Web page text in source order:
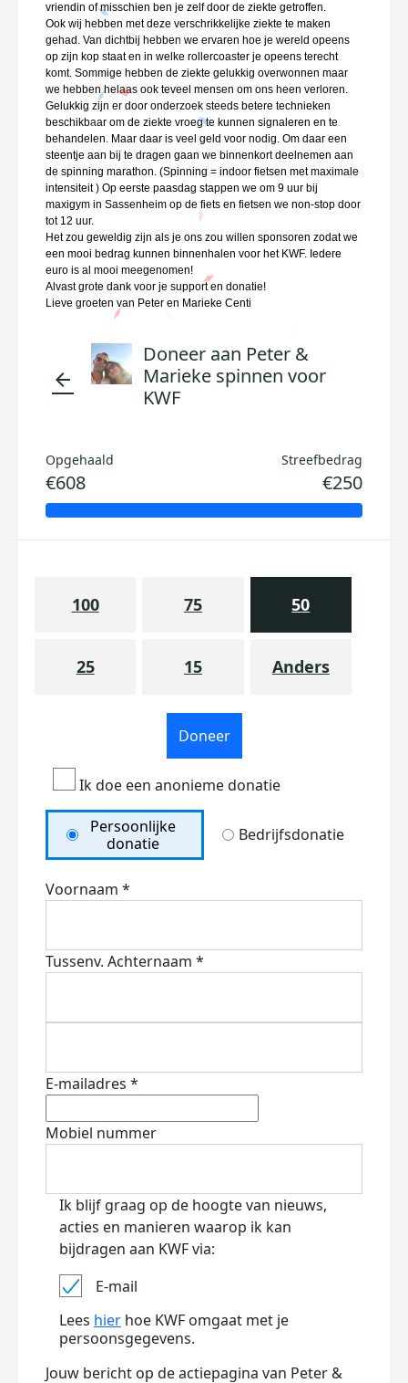
vriendin of misschien ben je zelf door de ziekte getroffen.
Ook wij hebben met deze verschrikkelijke ziekte te maken
gehad. Van dichtbij hebben we ervaren hoe je wereld opeens
op zijn kop staat en in welke rollercoaster je opeens terecht
komt. Sommige hebben de ziekte gelukkig overwonnen maar
we hebben helaas ook teveel mensen om ons heen verloren.
Gelukkig zijn er door onderzoek steeds betere technieken
beschikbaar om de ziekte vroeg te kunnen signaleren en te
behandelen. Maar daar is veel geld voor nodig. Om daar een
steentje aan bij te dragen gaan we binnenkort deelnemen aan
de spinning marathon. (Spinning = indoor fietsen met maximale
intensiteit ) Op eerste paasdag stappen we om 9 uur bij
maxigym in Sassenheim op de fiets en fietsen we non-stop door
tot 12 uur.
Het zou geweldig zijn als je ons zou willen sponsoren zodat we
een mooi bedrag kunnen binnenhalen voor het KWF. Iedere
euro is al mooi meegenomen!
Alvast grote dank voor je support en donatie!
Lieve groeten van Peter en Marieke Centi
arrow_back
Doneer aan Peter &
Marieke spinnen voor
KWF
Opgehaald
€608
Streefbedrag
€250
100 75 50
25 15 Anders
Doneer
Ik doe een anonieme donatie
Persoonlijke
donatie
Bedrijfsdonatie
Voornaam *
Tussenv. Achternaam *
E-mailadres *
Mobiel nummer
Ik blijf graag op de hoogte van nieuws,
acties en manieren waarop ik kan
bijdragen aan KWF via:
E-mail
Lees hier hoe KWF omgaat met je
persoonsgegevens.
Jouw bericht op de actiepagina van Peter &